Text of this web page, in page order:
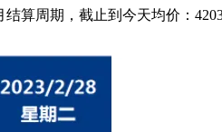
算周期，截止到今天均价：